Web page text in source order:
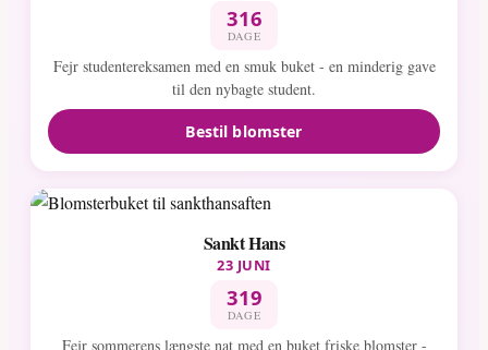
316
DAGE
Fejr studentereksamen med en smuk buket - en minderig gave
til den nybagte student.
Bestil blomster
Sankt Hans
23 JUNI
319
DAGE
Fejr sommerens længste nat med en buket friske blomster -